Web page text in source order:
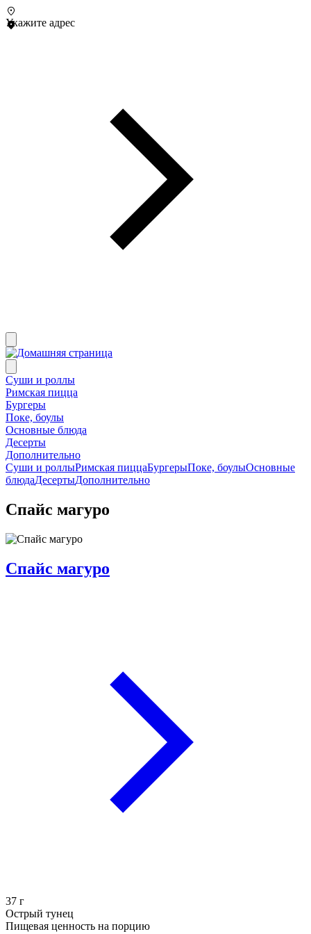
Укажите адрес
Суши и роллы
Римская пицца
Бургеры
Поке, боулы
Основные блюда
Десерты
Дополнительно
Суши и роллыРимская пиццаБургерыПоке, боулыОсновные
блюдаДесертыДополнительно
Спайс магуро
Спайс магуро
37 г
Острый тунец
Пищевая ценность на порцию